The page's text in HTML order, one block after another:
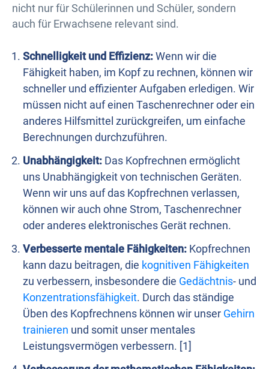
nicht nur für Schülerinnen und Schüler, sondern
auch für Erwachsene relevant sind.
Schnelligkeit und Effizienz:Wenn wir die
Fähigkeit haben, im Kopf zu rechnen, können wir
schneller und effizienter Aufgaben erledigen. Wir
müssen nicht auf einen Taschenrechner oder ein
anderes Hilfsmittel zurückgreifen, um einfache
Berechnungen durchzuführen.
Unabhängigkeit: Das Kopfrechnen ermöglicht
uns Unabhängigkeit von technischen Geräten.
Wenn wir uns auf das Kopfrechnen verlassen,
können wir auch ohne Strom, Taschenrechner
oder anderes elektronisches Gerät rechnen.
Verbesserte mentale Fähigkeiten: Kopfrechnen
kann dazu beitragen, die kognitiven Fähigkeiten
zu verbessern, insbesondere die Gedächtnis- und
Konzentrationsfähigkeit. Durch das ständige
Üben des Kopfrechnens können wir unser Gehirn
trainieren und somit unser mentales
Leistungsvermögen verbessern. [1]